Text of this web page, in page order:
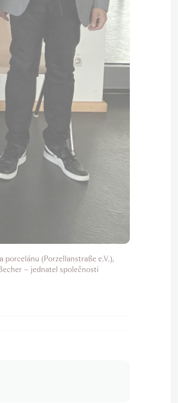
(Porzellanstraße e.V.),
– jednatel společnosti